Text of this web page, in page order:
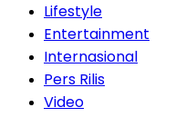
Lifestyle
Entertainment
Internasional
Pers Rilis
Video